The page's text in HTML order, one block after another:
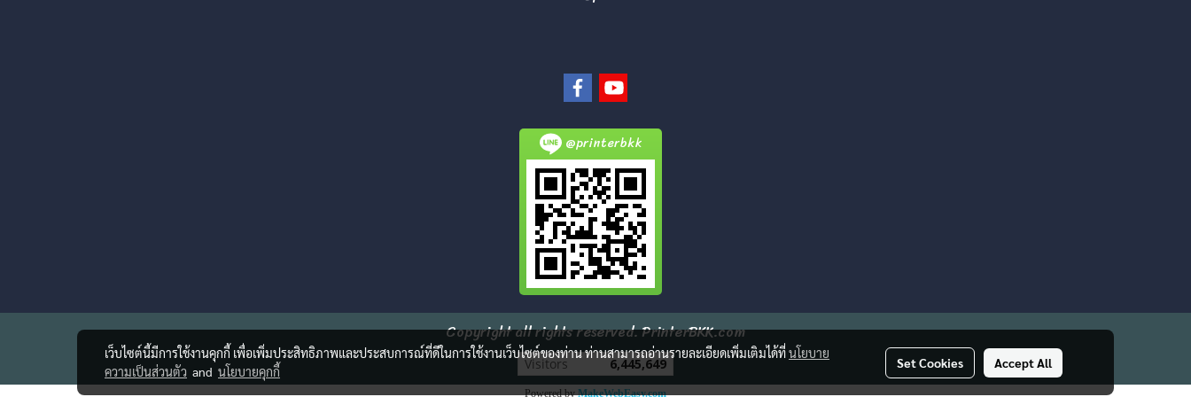
@printerbkk
Copyright all rights reserved. PrinterBKK.com
Today's visitor 199
Powered byMakeWebEasy.com
เว็บไซต์นี้มีการใช้งานคุกกี้ เพื่อเพิ่มประสิทธิภาพและประสบการณ์ที่ดีในการใช้งานเว็บไซต์ของท่าน ท่านสามารถอ่านรายละเอียดเพิ่มเติมได้ที่นโยบาย
ความเป็นส่วนตัว and นโยบายคุกกี้
Set Cookies Accept All